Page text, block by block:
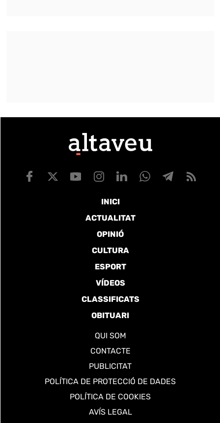
INICI
ACTUALITAT
OPINIÓ
CULTURA
ESPORT
VÍDEOS
CLASSIFICATS
OBITUARI
QUI SOM
CONTACTE
PUBLICITAT
POLÍTICA DE PROTECCIÓ DE DADES
POLÍTICA DE COOKIES
AVÍS LEGAL